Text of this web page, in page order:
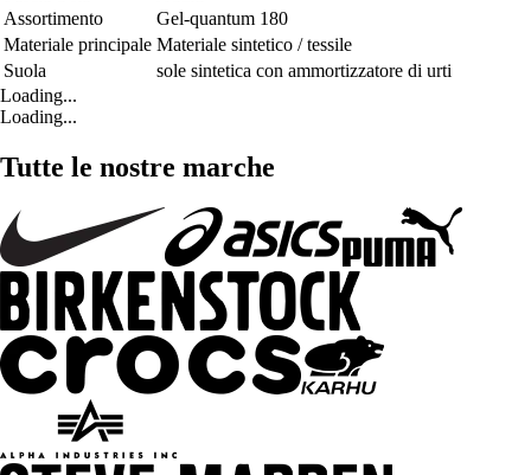
Assortimento
Gel-quantum 180
Materiale principale Materiale sintetico / tessile
Suola
sole sintetica con ammortizzatore di urti
Loading...
Loading...
Tutte le nostre marche